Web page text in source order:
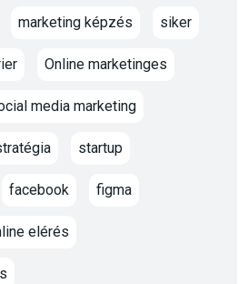
marketing képzés siker
Online marketinges
media marketing
startup
facebook figma
elérés